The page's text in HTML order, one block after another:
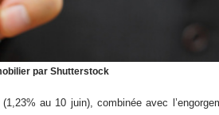
par Shutterstock
au 10 juin), combinée avec